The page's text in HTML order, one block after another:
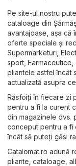
Pe site-ul nostru
cataloage din
avantajoase, așa că
oferte speciale și
Supermarketuri
sport Farmaceutice,
pliantele astfel încât
actualizată asupra
Răsfoiți în fiecare zi
pentru a fi la curent
din magazinele dvs.
conceput pentru a fi
încât să puteți găsi
Catalomat.ro adună
pliante, cataloage,